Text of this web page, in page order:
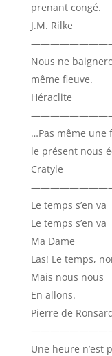
prenant congé.
J.M. Rilke
Nous ne
même fleuve.
Héraclite
…Pas même une
le présent nous
Cratyle
Le temps s’en va
Le temps s’en va
Ma Dame
Las! Le temps,
Mais nous nous
En allons.
Pierre de
Une heure n’est